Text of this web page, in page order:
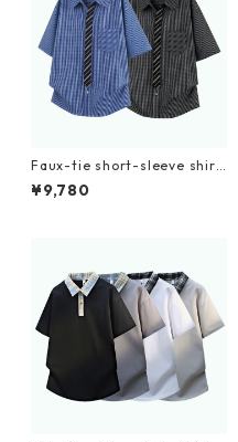
Faux-tie short-sleeve shirt
D0224
¥9,780